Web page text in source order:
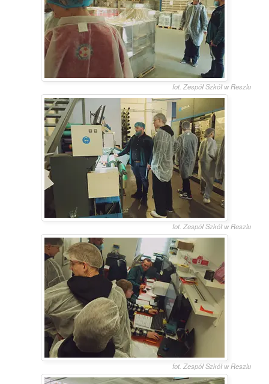
fot. Zespół Szkół w Reszlu
fot. Zespół Szkół w Reszlu
fot. Zespół Szkół w Reszlu